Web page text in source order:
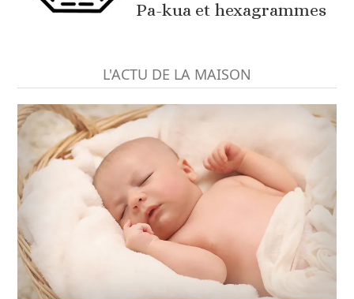
Pa-kua et hexagrammes
L'ACTU DE LA MAISON